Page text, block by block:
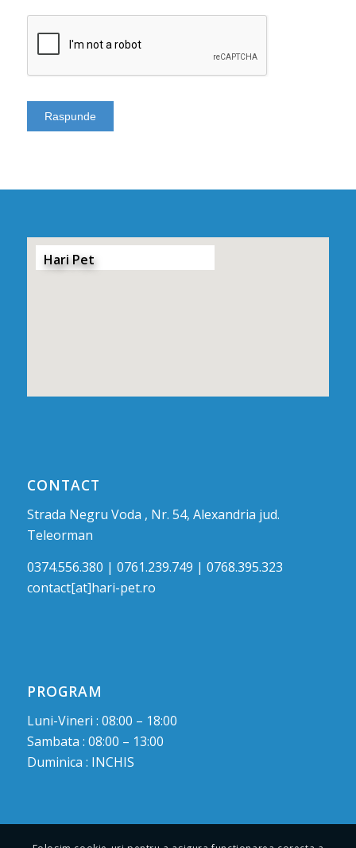
Hari Pet
CONTACT
Strada Negru Voda , Nr. 54, Alexandria jud.
Teleorman
0374.556.380 | 0761.239.749 | 0768.395.323
contact[at]hari-pet.ro
PROGRAM
Luni-Vineri : 08:00 – 18:00
Sambata : 08:00 – 13:00
Duminica : INCHIS